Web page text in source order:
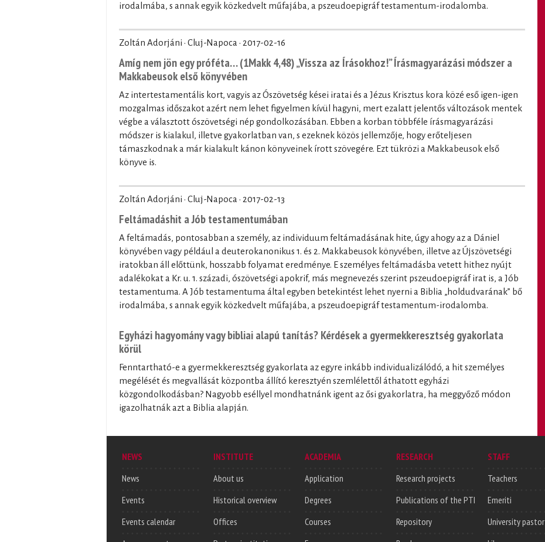
irodalmába, s annak egyik közkedvelt műfajába, a pszeudoepigráf testamentum-irodalomba.
Zoltán Adorjáni · Cluj-Napoca · 2017-02-16
Amíg nem jön egy próféta… (1Makk 4,48) „Vissza az Írásokhoz!” Írásmagyarázási módszer a
Makkabeusok első könyvében
Az intertestamentális kort, vagyis az Ószövetség kései iratai és a Jézus Krisztus kora közé eső igen-igen
mozgalmas időszakot azért nem lehet figyelmen kívül hagyni, mert ezalatt jelentős változások mentek
végbe a választott ószövetségi nép gondolkozásában. Ebben a korban többféle írásmagyarázási
módszer is kialakul, illetve gyakorlatban van, s ezeknek közös jellemzője, hogy erőteljesen
támaszkodnak a már kialakult kánon könyveinek írott szövegére. Ezt tükrözi a Makkabeusok első
könyve is.
Zoltán Adorjáni · Cluj-Napoca · 2017-02-13
Feltámadáshit a Jób testamentumában
A feltámadás, pontosabban a személy, az individuum feltámadásának hite, úgy ahogy az a Dániel
könyvében vagy például a deuterokanonikus 1. és 2. Makkabeusok könyvében, illetve az Újszövetségi
iratokban áll előttünk, hosszabb folyamat eredménye. E személyes feltámadásba vetett hithez nyújt
adalékokat a Kr. u. 1. századi, ószövetségi apokrif, más megnevezés szerint pszeudoepigráf irat is, a Jób
testamentuma. A Jób testamentuma által egyben betekintést lehet nyerni a Biblia „holdudvarának” bő
irodalmába, s annak egyik közkedvelt műfajába, a pszeudoepigráf testamentum-irodalomba.
Egyházi hagyomány vagy bibliai alapú tanítás? Kérdések a gyermekkeresztség gyakorlata
körül
Fenntartható-e a gyermekkeresztség gyakorlata az egyre inkább individualizálódó, a hit személyes
megélését és megvallását központba állító keresztyén szemlélettől áthatott egyházi
közgondolkodásban? Nagyobb eséllyel mondhatnánk igent az ősi gyakorlatra, ha meggyőző módon
igazolhatnák azt a Biblia alapján.
NEWS
News
Events
Events calendar
INSTITUTE
About us
Historical overview
Offices
ACADEMIA
Application
Degrees
Courses
RESEARCH
Research projects
Publications of the PTI
Repository
STAFF
Teachers
Emeriti
University pastor